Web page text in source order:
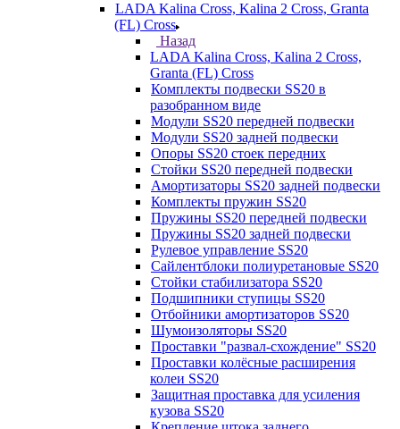
LADA Kalina Cross, Kalina 2 Cross, Granta
(FL) Cross
Назад
LADA Kalina Cross, Kalina 2 Cross,
Granta (FL) Cross
Комплекты подвески SS20 в
разобранном виде
Модули SS20 передней подвески
Модули SS20 задней подвески
Опоры SS20 стоек передних
Стойки SS20 передней подвески
Амортизаторы SS20 задней подвески
Комплекты пружин SS20
Пружины SS20 передней подвески
Пружины SS20 задней подвески
Рулевое управление SS20
Сайлентблоки полиуретановые SS20
Стойки стабилизатора SS20
Подшипники ступицы SS20
Отбойники амортизаторов SS20
Шумоизоляторы SS20
Проставки "развал-схождение" SS20
Проставки колёсные расширения
колеи SS20
Защитная проставка для усиления
кузова SS20